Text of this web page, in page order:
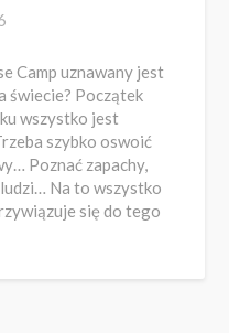
Camp uznawany jest
świecie? Początek
wszystko jest
szybko oswoić
Poznać zapachy,
Na to wszystko
się do tego